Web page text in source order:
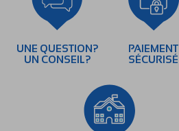
UNE QUESTION?
UN CONSEIL?
PAIEMENT
SÉCURISÉ